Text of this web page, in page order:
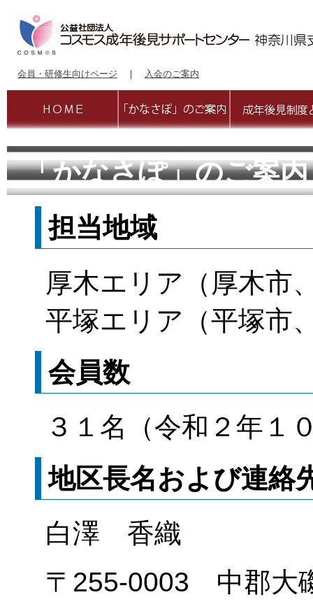
会員・研修生向けページ ｜ 入会のご案内
「かなさぽ」のご案
担当地域
厚木エリア（厚木市
平塚エリア（平塚市
会員数
３１名（令和２年１
地区長名および連絡
白澤 香織
〒255-0003 中郡大